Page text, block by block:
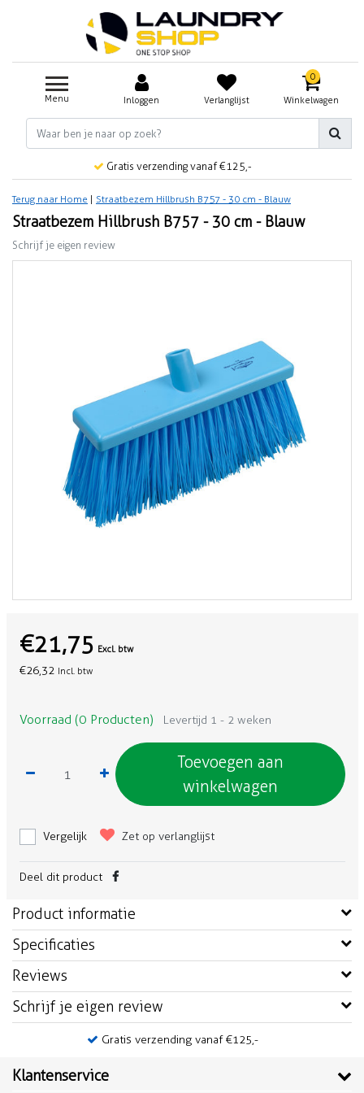
Menu Inloggen Verlanglijst
0
Winkelwagen
Gratis verzending vanaf €125,-
Terug naar Home Straatbezem Hillbrush B757 - 30 cm - Blauw
Straatbezem Hillbrush B757 - 30 cm - Blauw
Schrijf je eigen review
€21,75 Excl. btw
€26,32 Incl. btw
Voorraad (0 Producten) Levertijd 1 - 2 weken
Toevoegen aan
winkelwagen
Vergelijk Zet op verlanglijst
Deel dit product
Product informatie
Specificaties
Reviews
Schrijf je eigen review
Gratis verzending vanaf €125,-
Klantenservice